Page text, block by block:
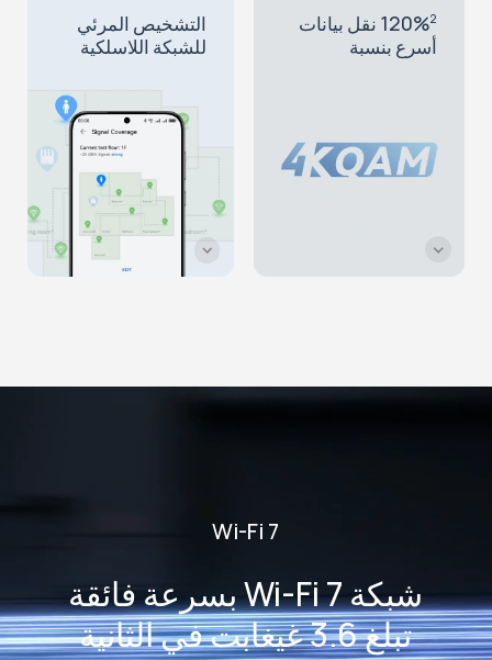
120%2
نقل بيانات
أسرع بنسبة
التشخيص المرئي
للشبكة اللاسلكية
Wi-Fi 7
شبكة Wi-Fi 7 بسرعة فائقة
تبلغ 3.6 غيغابت في الثانية